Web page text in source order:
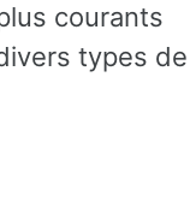
courants
types de